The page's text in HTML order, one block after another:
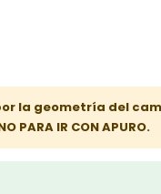
la geometría del
IR CON APURO.